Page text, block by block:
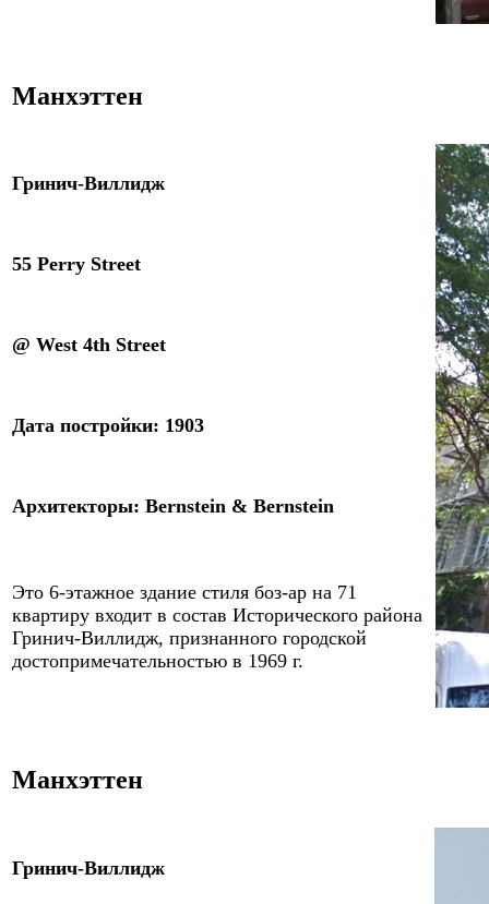
Манхэттен
Гринич-Виллидж
55 Perry Street
@ West 4th Street
Дата постройки: 1903
Архитекторы: Bernstein & Bernstein
Это 6-этажное здание стиля боз-ар на 71
квартиру входит в состав Исторического района
Гринич-Виллидж, признанного городской
достопримечательностью в 1969 г.
Манхэттен
Гринич-Виллидж